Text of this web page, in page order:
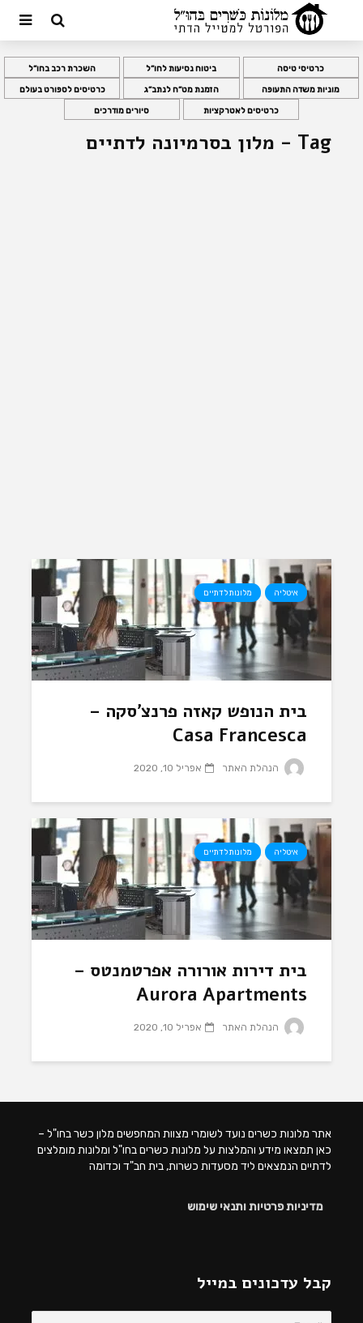
כרטיסי טיסה ביטוח נסיעות לחו”ל השכרת רכב בחו”ל
מוניות משדה התעופה הזמנת מט”ח לנתב”ג כרטיסים לספורט בעולם
כרטיסים לאטרקציות סיורים מודרכים
Tag - מלון בסרמיונה לדתיים
איטליה מלונות לדתיים
בית הנופש קאזה פרנצ’סקה –
Casa Francesca
הנהלת האתר אפריל 10, 2020
איטליה מלונות לדתיים
בית דירות אורורה אפרטמנטס –
Aurora Apartments
הנהלת האתר אפריל 10, 2020
אתר מלונות כשרים נועד לשומרי מצוות המחפשים מלון כשר בחו"ל –
כאן תמצאו מידע והמלצות על מלונות כשרים בחו"ל ומלונות מומלצים
לדתיים הנמצאים ליד מסעדות כשרות, בית חב"ד וכדומה
מדיניות פרטיות ותנאי שימוש
קבל עדכונים במייל